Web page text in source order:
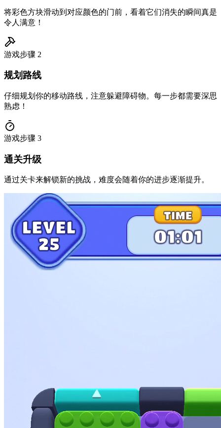
将彩色方块滑动到对应颜色的门前，看着它们消失的瞬间真是
令人满意！
游戏步骤 2
规划路线
仔细规划你的移动路线，注意躲避障碍物。每一步都需要深思
熟虑！
游戏步骤 3
通关升级
通过关卡来解锁新的挑战，难度会随着你的进步逐渐提升。